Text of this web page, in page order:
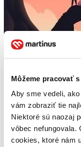
Môžeme pracovať
Aby sme vedeli,
vám zobraziť tie
Niektoré sú naozaj
vôbec nefungovala.
cookies, ktoré nám
Kniha o životě a smrti
CZ
Román - Pravda o
Axel Munthe